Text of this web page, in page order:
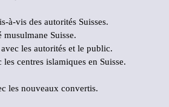
à-vis des autorités Suisses.
Suisse.
les autorités et le public.
centres islamiques en Suisse.
les nouveaux convertis.